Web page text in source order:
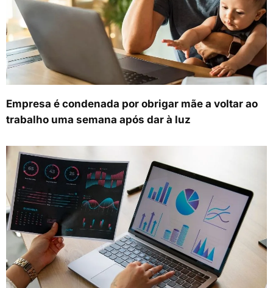
Empresa é condenada por obrigar mãe a voltar ao
trabalho uma semana após dar à luz